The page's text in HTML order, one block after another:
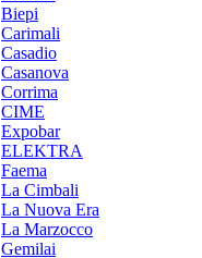
Biepi
Carimali
Casadio
Casanova
Corrima
CIME
Expobar
ELEKTRA
Faema
La Cimbali
La Nuova Era
La Marzocco
Gemilai